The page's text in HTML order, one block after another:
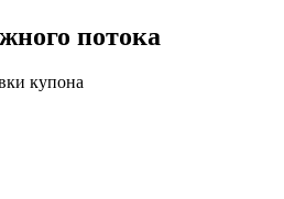
потока
купона